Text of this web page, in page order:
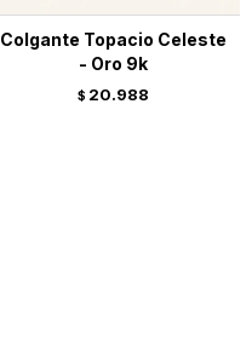
Colgante Topacio Celeste
- Oro 9k
$ 20.988